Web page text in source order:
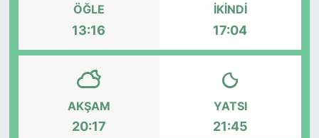
ÖĞLE
13:16
İKINDI
17:04
AKŞAM
20:17
YATSI
21:45